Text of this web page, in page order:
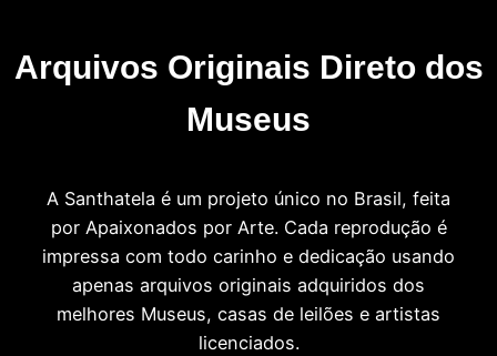
Arquivos Originais Direto dos
Museus
A Santhatela é um projeto único no Brasil, feita
por Apaixonados por Arte. Cada reprodução é
impressa com todo carinho e dedicação usando
apenas arquivos originais adquiridos dos
melhores Museus, casas de leilões e artistas
licenciados.